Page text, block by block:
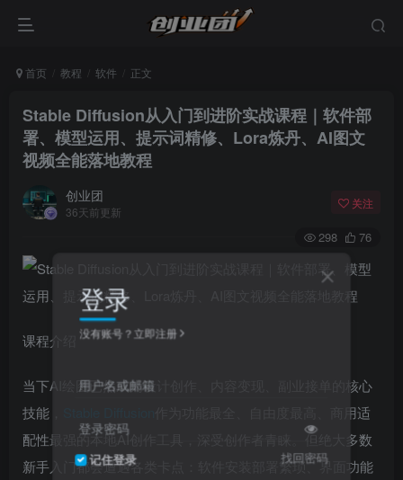
首页 教程 软件 正文
Stable Diffusion从入门到进阶实战课程｜软件部
署、模型运用、提示词精修、Lora炼丹、AI图文
视频全能落地教程
创业团
36天前更新
关注
298 76
课程介绍
当下AI绘图已然成为设计创作、内容变现、副业接单的核心
技能，
作为功能最全、自由度最高、商用适
配性最强的本地AI创作工具，深受创作者青睐。但绝大多数
新手入门都会遭遇各类卡点：软件安装部署繁琐、界面功能
登录
没有账号？立即注册
用户名或邮箱
登录密码
记住登录 找回密码